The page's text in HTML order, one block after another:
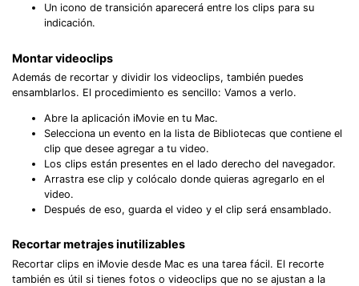
Un icono de transición aparecerá entre los clips para su
indicación.
Montar videoclips
Además de recortar y dividir los videoclips, también puedes
ensamblarlos. El procedimiento es sencillo: Vamos a verlo.
Abre la aplicación iMovie en tu Mac.
Selecciona un evento en la lista de Bibliotecas que contiene el
clip que desee agregar a tu video.
Los clips están presentes en el lado derecho del navegador.
Arrastra ese clip y colócalo donde quieras agregarlo en el
video.
Después de eso, guarda el video y el clip será ensamblado.
Recortar metrajes inutilizables
Recortar clips en iMovie desde Mac es una tarea fácil. El recorte
también es útil si tienes fotos o videoclips que no se ajustan a la